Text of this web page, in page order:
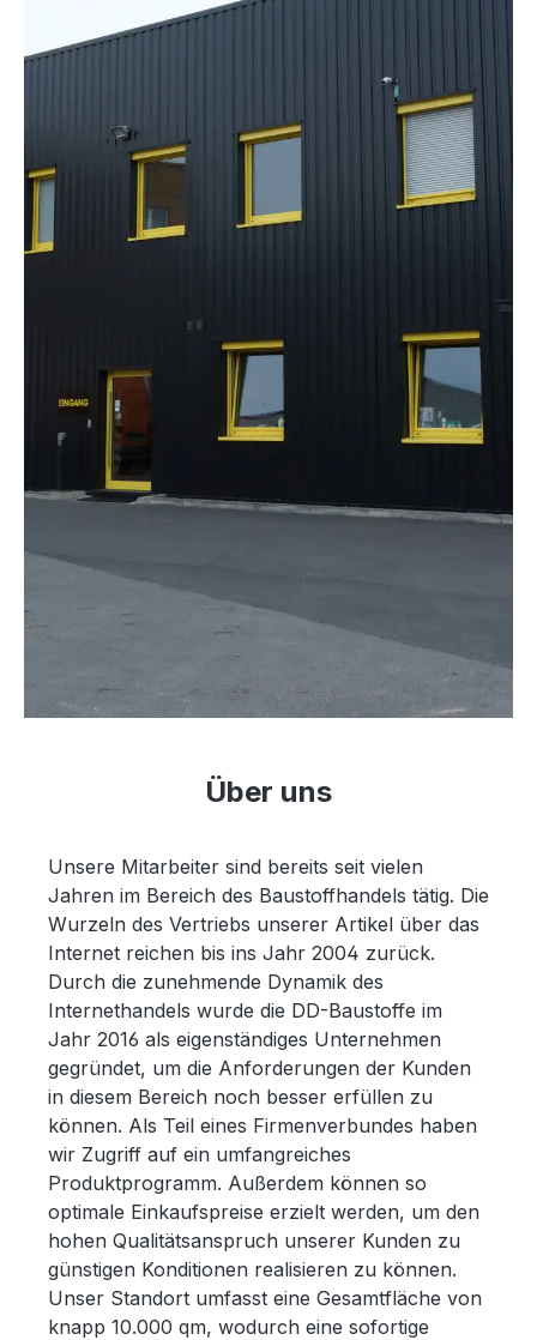
Über uns
Unsere Mitarbeiter sind bereits seit vielen
Jahren im Bereich des Baustoffhandels tätig. Die
Wurzeln des Vertriebs unserer Artikel über das
Internet reichen bis ins Jahr 2004 zurück.
Durch die zunehmende Dynamik des
Internethandels wurde die DD-Baustoffe im
Jahr 2016 als eigenständiges Unternehmen
gegründet, um die Anforderungen der Kunden
in diesem Bereich noch besser erfüllen zu
können. Als Teil eines Firmenverbundes haben
wir Zugriff auf ein umfangreiches
Produktprogramm. Außerdem können so
optimale Einkaufspreise erzielt werden, um den
hohen Qualitätsanspruch unserer Kunden zu
günstigen Konditionen realisieren zu können.
Unser Standort umfasst eine Gesamtfläche von
knapp 10.000 qm, wodurch eine sofortige